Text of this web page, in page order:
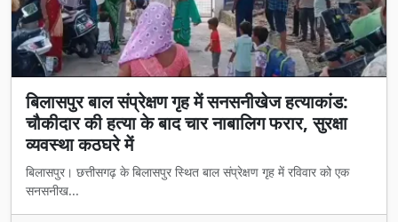
बिलासपुर बाल संप्रेक्षण गृह में सनसनीखेज हत्याकांड:
चौकीदार की हत्या के बाद चार नाबालिग फरार, सुरक्षा
व्यवस्था कठघरे में
बिलासपुर। छत्तीसगढ़ के बिलासपुर स्थित बाल संप्रेक्षण गृह में रविवार को एक
सनसनीख...